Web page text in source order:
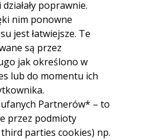
poprawnie.
nim ponowne
jest łatwiejsze. Te
są przez
jak określono w
lub do momentu ich
Partnerów* – to
przez podmioty
parties cookies) np.